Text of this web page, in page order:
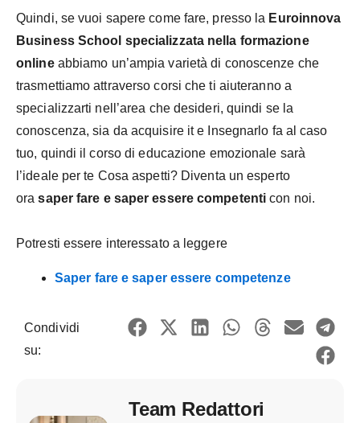
Quindi, se vuoi sapere come fare, presso la Euroinnova
Business School specializzata nella formazione
onlineabbiamo un’ampia varietà di conoscenze che
trasmettiamo attraverso corsi che ti aiuteranno a
specializzarti nell’area che desideri, quindi se la
conoscenza, sia da acquisire it e Insegnarlo fa al caso
tuo, quindi il corso di educazione emozionale sarà
l’ideale per te Cosa aspetti? Diventa un esperto
orasaper fare e saper essere competenti con noi.
Potresti essere interessato a leggere
Saper fare e saper essere competenze
Condividi
su:
Team Redattori